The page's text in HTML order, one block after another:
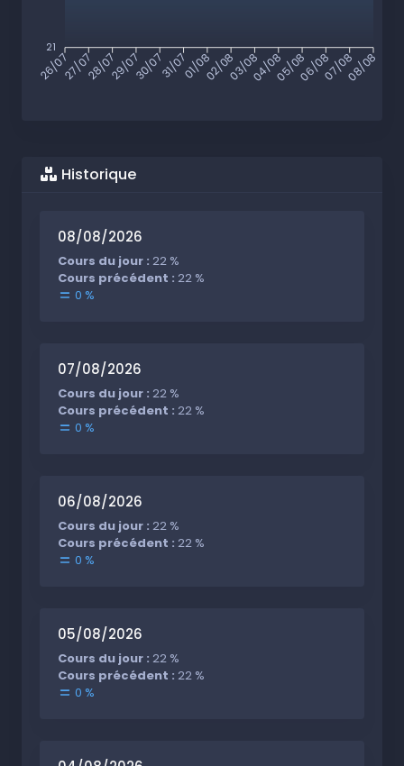
21
26/0727/0728/0729/0730/0731/0701/0802/0803/0804/0805/0806/0807/0808/08
Historique
08/08/2026
Cours du jour : 22 %
Cours précédent : 22 %
0 %
07/08/2026
Cours du jour : 22 %
Cours précédent : 22 %
0 %
06/08/2026
Cours du jour : 22 %
Cours précédent : 22 %
0 %
05/08/2026
Cours du jour : 22 %
Cours précédent : 22 %
0 %